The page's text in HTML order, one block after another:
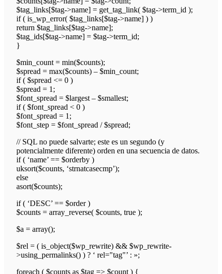
$tag_links[$tag->name] = get_tag_link( $tag->term_id );
if ( is_wp_error( $tag_links[$tag->name] ) )
return $tag_links[$tag->name];
$tag_ids[$tag->name] = $tag->term_id;
}
$min_count = min($counts);
$spread = max($counts) – $min_count;
if ( $spread <= 0 )
$spread = 1;
$font_spread = $largest – $smallest;
if ( $font_spread < 0 )
$font_spread = 1;
$font_step = $font_spread / $spread;
// SQL no puede salvarte; este es un segundo (y
potencialmente diferente) orden en una secuencia de datos.
if ( ‘name’ == $orderby )
uksort($counts, ‘strnatcasecmp’);
else
asort($counts);
if ( ‘DESC’ == $order )
$counts = array_reverse( $counts, true );
$a = array();
$rel = ( is_object($wp_rewrite) && $wp_rewrite-
>using_permalinks() ) ? ‘ rel="tag"’ : »;
foreach ( $counts as $tag => $count ) {